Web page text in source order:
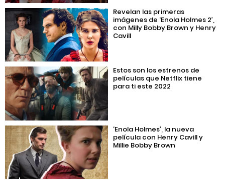
Revelan las primeras
imágenes de ‘Enola Holmes 2’,
con Milly Bobby Brown y Henry
Cavill
Estos son los estrenos de
películas que Netflix tiene
para ti este 2022
‘Enola Holmes’, la nueva
película con Henry Cavill y
Millie Bobby Brown